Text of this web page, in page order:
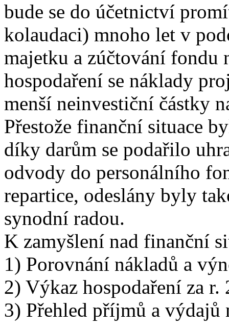
bude se do účetnictví
kolaudaci) mnoho let v
majetku a zúčtování fondu
hospodaření se náklady
menší neinvestiční částky
Přestože finanční situace
díky darům se podařilo
odvody do personálního
repartice, odeslány byly
synodní radou.
K zamyšlení nad finanční
1) Porovnání nákladů a
2) Výkaz hospodaření za
3) Přehled příjmů a výdajů